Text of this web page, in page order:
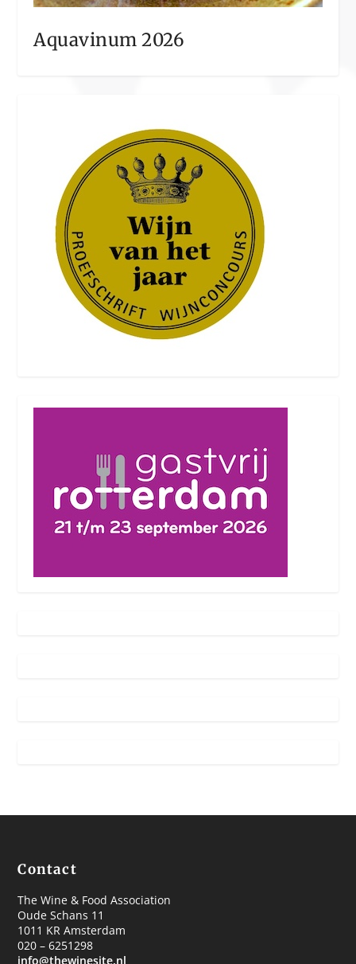
Aquavinum 2026
Contact
The Wine & Food Association
Oude Schans 11
1011 KR Amsterdam
020 – 6251298
info@thewinesite.nl